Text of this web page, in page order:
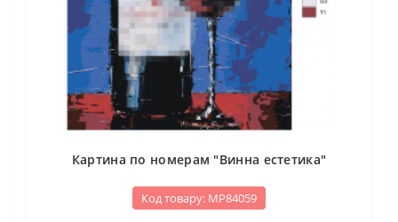
Картина по номерам "Винна естетика"
Код товару: МР84059